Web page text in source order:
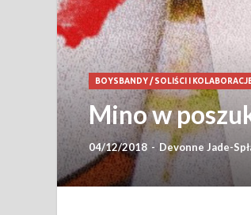
BOYSBANDY/ SOLIŚCI I
Mino w
04/12/2018 - Devonne Jade-